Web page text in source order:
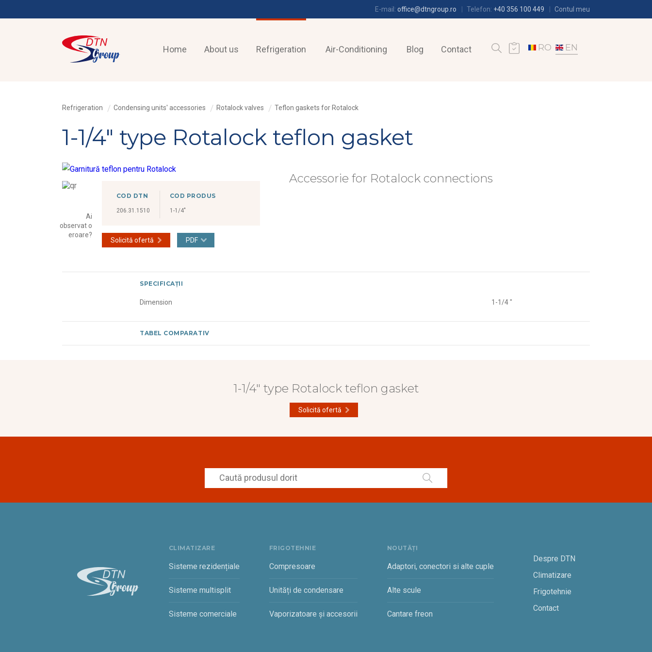
E-mail: office@dtngroup.ro Telefon: +40 356 100 449 Contul meu
Home About us Refrigeration Air-Conditioning Blog Contact RO EN
Refrigeration Condensing units' accessories Rotalock valves Teflon gaskets for Rotalock
1-1/4" type Rotalock teflon gasket
Ai
observat o
eroare?
COD DTN
206.31.1510
COD PRODUS
1-1/4"
Solicită ofertă PDF
Accessorie for Rotalock connections
SPECIFICAȚII
Dimension 1-1/4 "
TABEL COMPARATIV
1-1/4" type Rotalock teflon gasket
Solicită ofertă
CLIMATIZARE
Sisteme rezidențiale
Sisteme multisplit
Sisteme comerciale
FRIGOTEHNIE
Compresoare
Unități de condensare
Vaporizatoare și accesorii
NOUTĂȚI
Adaptori, conectori si alte cuple
Alte scule
Cantare freon
Despre DTN
Climatizare
Frigotehnie
Contact